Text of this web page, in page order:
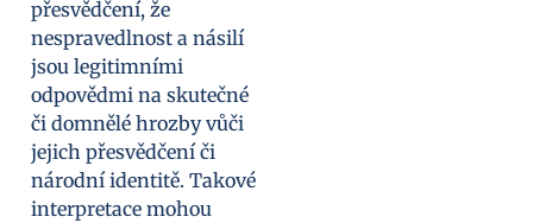
přesvědčení, že
nespravedlnost a násilí
jsou legitimními
odpovědmi na skutečné
či domnělé hrozby vůči
jejich přesvědčení či
národní identitě. Takové
interpretace mohou